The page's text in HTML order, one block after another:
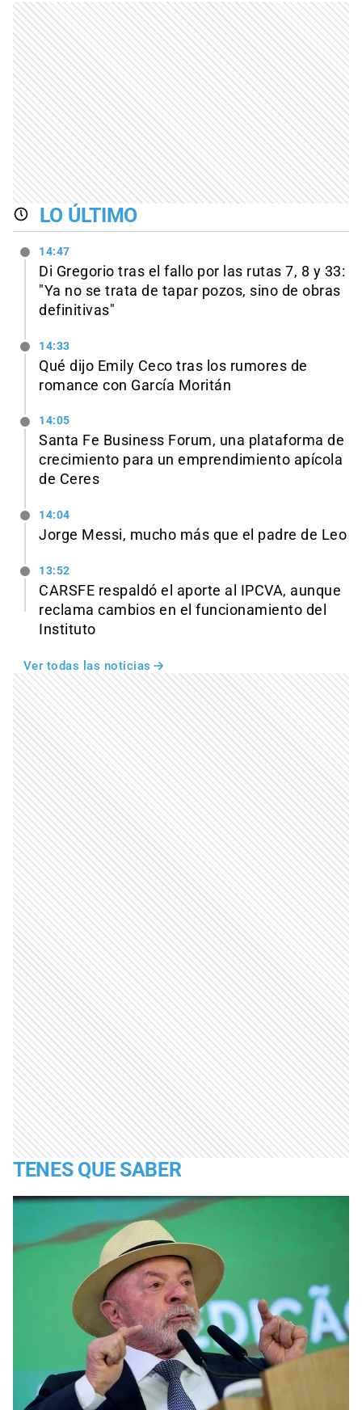
LO ÚLTIMO
14:47
Di Gregorio tras el fallo por las rutas 7, 8 y 33:
"Ya no se trata de tapar pozos, sino de obras
definitivas"
14:33
Qué dijo Emily Ceco tras los rumores de
romance con García Moritán
14:05
Santa Fe Business Forum, una plataforma de
crecimiento para un emprendimiento apícola
de Ceres
14:04
Jorge Messi, mucho más que el padre de Leo
13:52
CARSFE respaldó el aporte al IPCVA, aunque
reclama cambios en el funcionamiento del
Instituto
Ver todas las noticias
TENES QUE SABER